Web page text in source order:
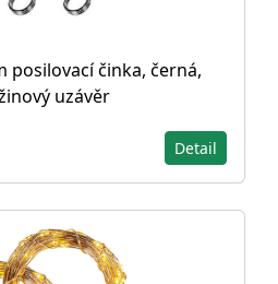
posilovací činka, černá,
uzávěr
Detail